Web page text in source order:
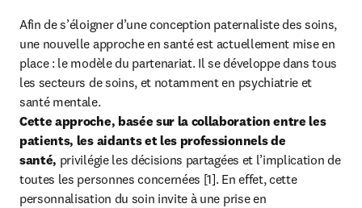
Afin de s’éloigner d’une conception paternaliste des soins,
une nouvelle approche en santé est actuellement mise en
place : le modèle du partenariat. Il se développe dans tous
les secteurs de soins, et notamment en psychiatrie et
Cette approche, basée sur la collaboration entre les
patients, les aidants et les professionnels de
santé, privilégie les décisions partagées et l’implication de
toutes les personnes concernées [1]. En effet, cette
personnalisation du soin invite à une prise en